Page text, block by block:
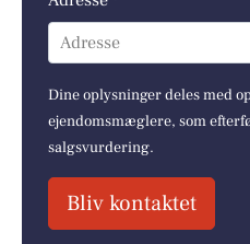
Adresse
Dine oplysninger deles med
ejendomsmæglere, som
salgsvurdering.
Bliv kontaktet